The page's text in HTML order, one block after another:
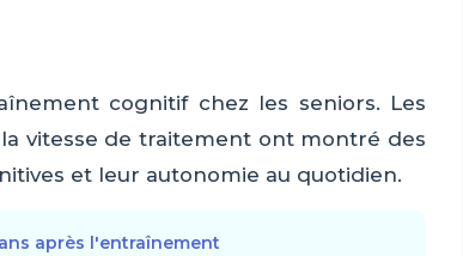
cognitif chez les seniors. Les
vitesse de traitement ont montré des
et leur autonomie au quotidien.
après l'entraînement